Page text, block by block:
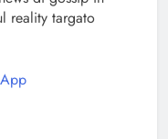
reality targato